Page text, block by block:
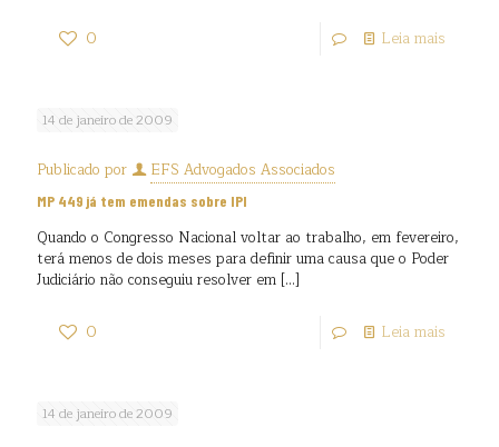
0 Leia mais
14 de janeiro de 2009
Publicado por EFS Advogados Associados
MP 449 já tem emendas sobre IPI
Quando o Congresso Nacional voltar ao trabalho, em fevereiro,
terá menos de dois meses para definir uma causa que o Poder
Judiciário não conseguiu resolver em […]
0 Leia mais
14 de janeiro de 2009